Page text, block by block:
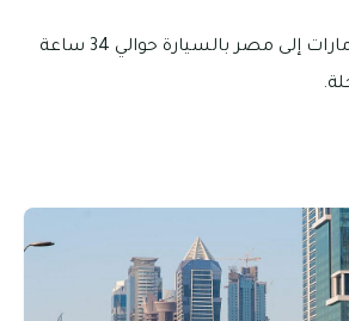
يتطلب السفر من الإمارات إلى مصر بالسيارة حوالي 34 ساعة